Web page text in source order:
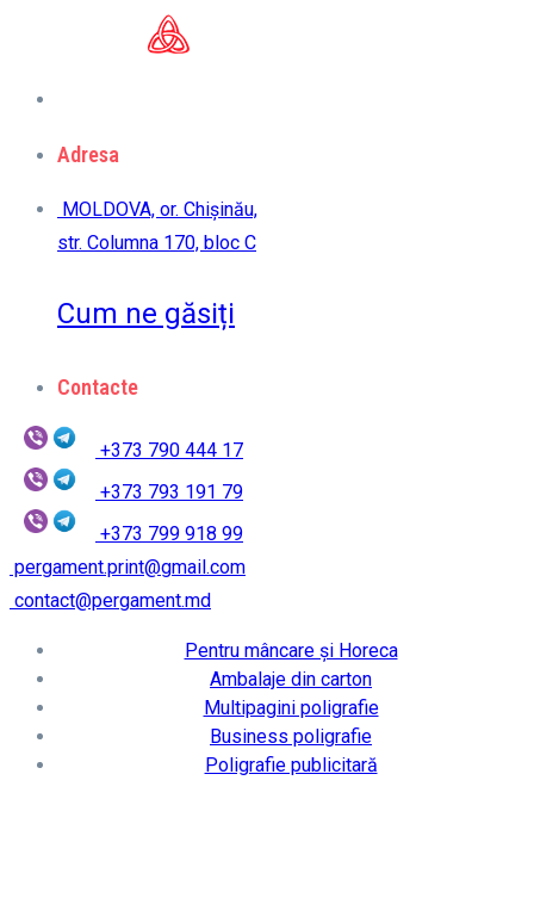
Adresa
MOLDOVA, or. Chișinău,
str. Columna 170, bloc C
Cum ne găsiți
Contacte
+373 790 444 17
+373 793 191 79
+373 799 918 99
pergament.print@gmail.com
contact@pergament.md
Pentru mâncare și Horeca
Ambalaje din carton
Multipagini poligrafie
Business poligrafie
Poligrafie publicitară